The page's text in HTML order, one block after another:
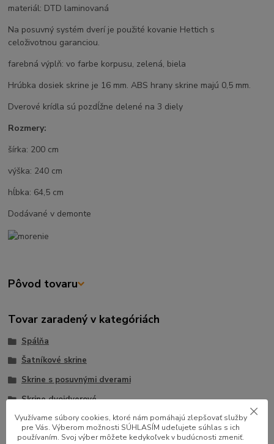
materiál: DTD laminovaná
Na posuvný systém dverí je použité kovanie Hettich s
celoživotnou garanciou.
farebná výplň: vo farbe korpusu, zelená, biela
Hrúbka dosiek skrine je 16 mm. ABS hrany skrine majú 0,5 mm.
Dverové krídla sú pozdĺžne delené na 3 diely
Rozmery:
šírka: 200 cm
výška: 240 cm
hĺbka: 64,5 cm
Dodávané v demonte
Pôvod tovaru
Tovar zaradený v kategóriách
Spálňa
Šatníkové skrine
Skrine s posuvnými dverami
Skrine dvojdverové
Využívame súbory cookies, ktoré nám pomáhajú zlepšovať služby
pre Vás. Výberom možnosti SÚHLASÍM udeľujete súhlas s ich
používaním. Svoj výber môžete kedykoľvek v budúcnosti zmeniť.